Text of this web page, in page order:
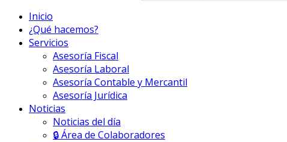
Inicio
¿Qué hacemos?
Servicios
Asesoría Fiscal
Asesoría Laboral
Asesoría Contable y Mercantil
Asesoría Jurídica
Noticias
Noticias del día
🔒 Área de Colaboradores